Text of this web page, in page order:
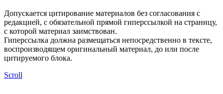
Допускается цитирование материалов без согласования с
редакцией, с обязательной прямой гиперссылкой на страницу,
с которой материал заимствован.
Гиперссылка должна размещаться непосредственно в тексте,
воспроизводящем оригинальный материал, до или после
цитируемого блока.
Scroll